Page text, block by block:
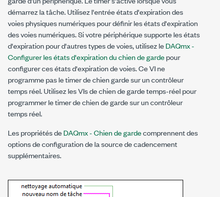
démarrez la tâche. Utilisez l'entrée états d'expiration des
voies physiques numériques pour définir les états d'expiration
des voies numériques. Si votre périphérique supporte les états
d'expiration pour d'autres types de voies, utilisez leDAQmx -
Configurer les états d'expiration du chien de gardepour
configurer ces états d'expiration de voies. Ce VI ne
programme pas le timer de chien garde sur un contrôleur
temps réel. Utilisez les VIs de chien de garde temps-réel pour
programmer le timer de chien de garde sur un contrôleur
temps réel.
Les propriétés deDAQmx - Chien de gardecomprennent des
options de configuration de la source de cadencement
supplémentaires.